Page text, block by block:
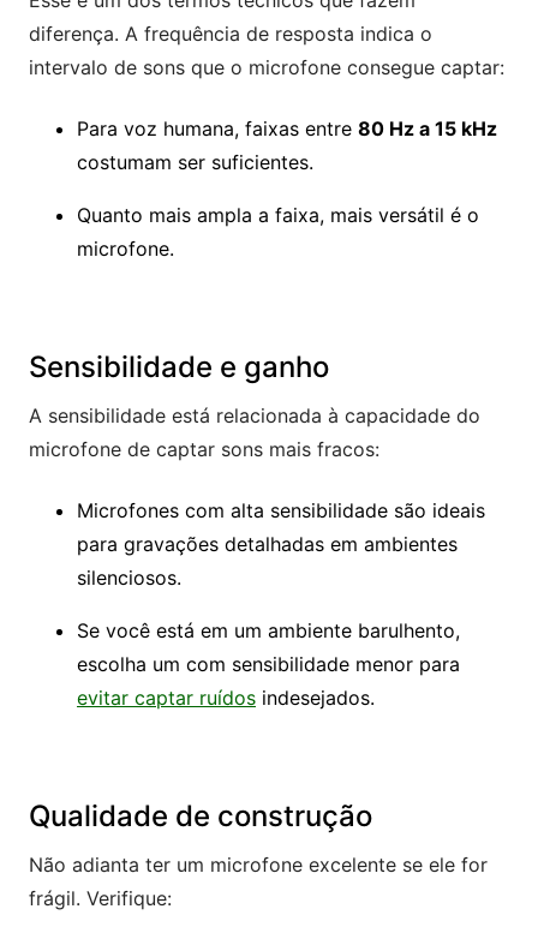
diferença. A frequência de resposta indica o
intervalo de sons que o microfone consegue captar:
Para voz humana, faixas entre 80 Hz a 15 kHz
costumam ser suficientes.
Quanto mais ampla a faixa, mais versátil é o
microfone.
Sensibilidade e ganho
A sensibilidade está relacionada à capacidade do
microfone de captar sons mais fracos:
Microfones com alta sensibilidade são ideais
para gravações detalhadas em ambientes
silenciosos.
Se você está em um ambiente barulhento,
escolha um com sensibilidade menor para
evitar captar ruídos indesejados.
Qualidade de construção
Não adianta ter um microfone excelente se ele for
frágil. Verifique: